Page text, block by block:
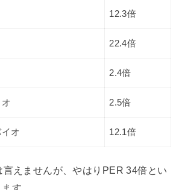
12.3倍
22.4倍
2.4倍
2.5倍
オ 12.1倍
言えませんが、やはりPER 34倍とい
す。